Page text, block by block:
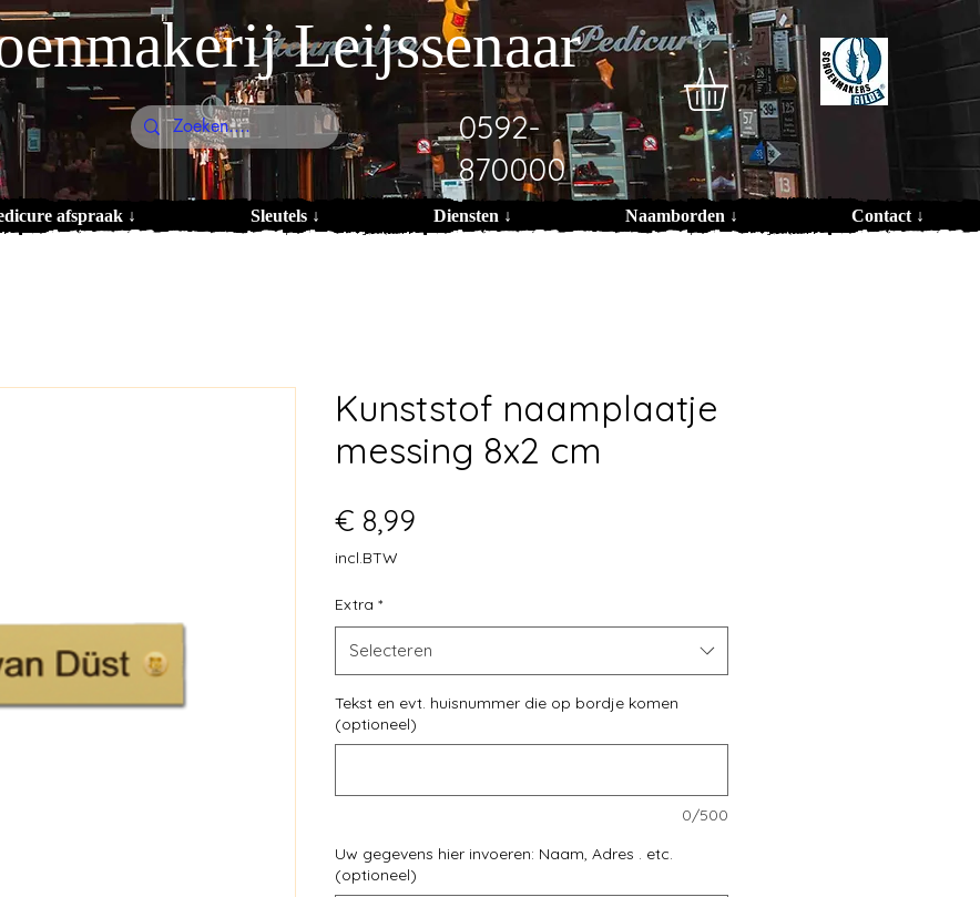
Leijssenaar
0592-
870000
afspraak ↓ Sleutels ↓ Diensten ↓ Naamborden ↓ Contact ↓
Kunststof naamplaatje
messing 8x2 cm
€ 8,99
incl.BTW
Extra *
Selecteren
Tekst en evt. huisnummer die op bordje komen
(optioneel)
0/500
Uw gegevens hier invoeren: Naam, Adres . etc.
(optioneel)